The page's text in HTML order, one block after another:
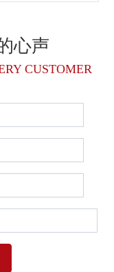
心声
CUSTOMER